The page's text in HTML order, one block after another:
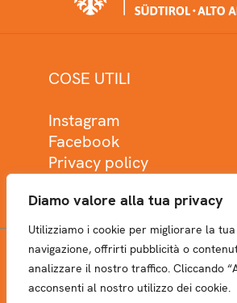
Diamo valore alla tua privacy
Utilizziamo i cookie per migliorare la
navigazione, offrirti pubblicità o
analizzare il nostro traffico. Cliccando
acconsenti al nostro utilizzo dei cookie.
COSE UTILI
Instagram
Facebook
Privacy policy
NEWSLETTER